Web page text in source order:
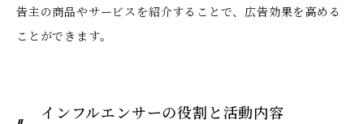
告主の商品やサービスを紹介することで、広告効果を高める
ことができます。
インフルエンサーの役割と活動内容